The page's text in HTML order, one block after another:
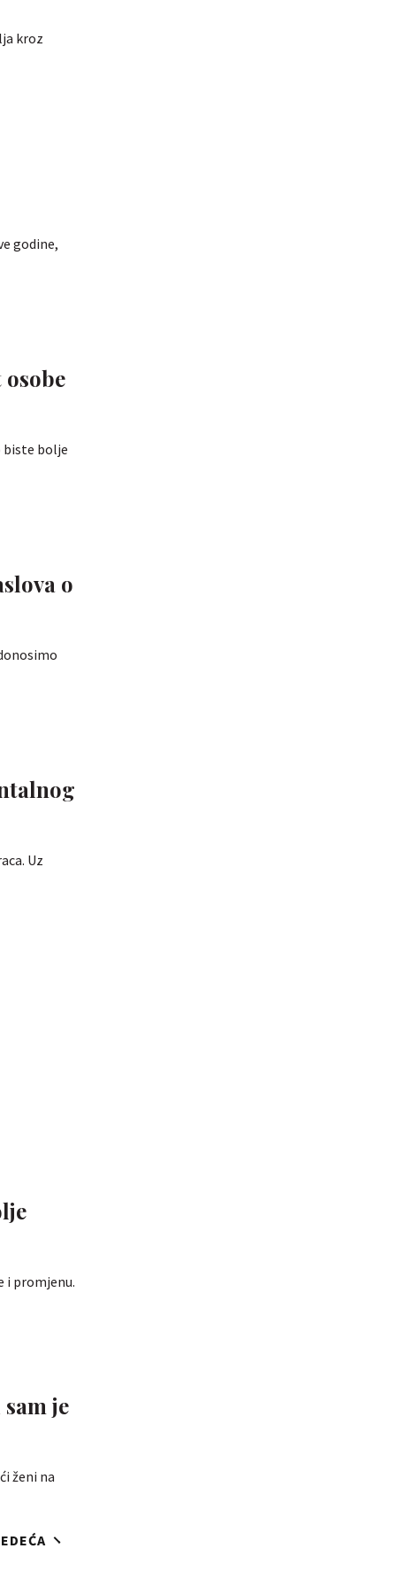
kroz
godine,
biste bolje
o
Uz
i promjenu.
je
ženi na